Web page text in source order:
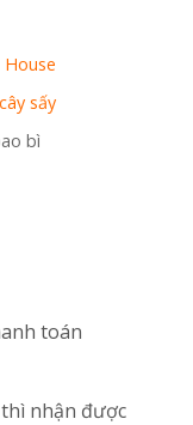
sấy
bì
toán
nhận được